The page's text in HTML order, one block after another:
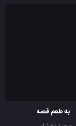
به طعم قصه